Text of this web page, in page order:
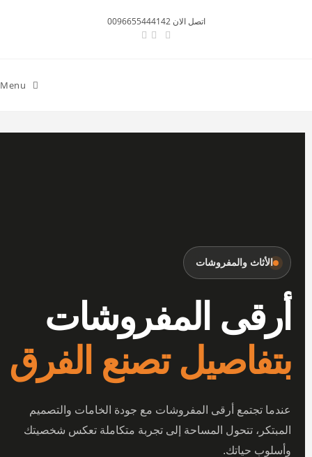
اتصل الان 0096655444142
Menu
الأثاث والمفروشات
أرقى المفروشات
بتفاصيل تصنع الفرق
عندما تجتمع أرقى المفروشات مع جودة الخامات والتصميم
المبتكر، تتحول المساحة إلى تجربة متكاملة تعكس شخصيتك
وأسلوب حياتك.